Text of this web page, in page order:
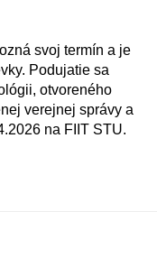
svoj termín a je
Podujatie sa
otvoreného
verejnej správy a
na FIIT STU.